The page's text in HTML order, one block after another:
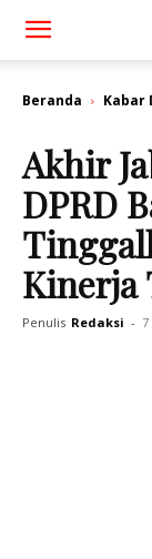
Beranda Kabar
Akhir
DPRD
Kinerja
Penulis Redaksi - 7